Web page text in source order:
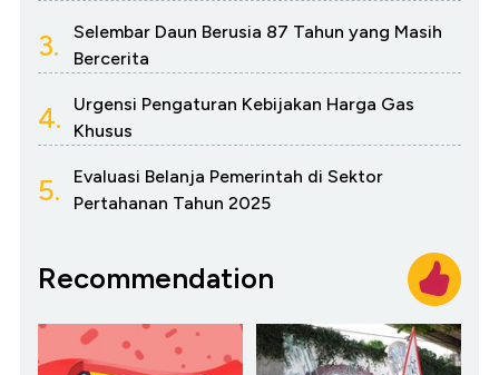
3.
Selembar Daun Berusia 87 Tahun yang Masih
Bercerita
4.
Urgensi Pengaturan Kebijakan Harga Gas
Khusus
5.
Evaluasi Belanja Pemerintah di Sektor
Pertahanan Tahun 2025
Recommendation